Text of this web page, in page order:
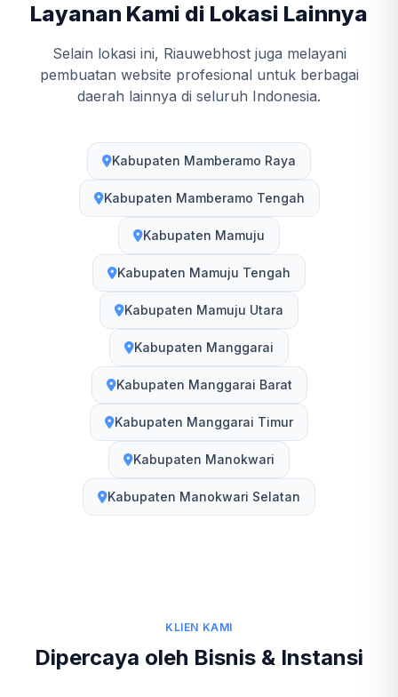
Layanan Kami di Lokasi Lainnya
Selain lokasi ini, Riauwebhost juga melayani
pembuatan website profesional untuk berbagai
daerah lainnya di seluruh Indonesia.
Kabupaten Mamberamo Raya
Kabupaten Mamberamo Tengah
Kabupaten Mamuju
Kabupaten Mamuju Tengah
Kabupaten Mamuju Utara
Kabupaten Manggarai
Kabupaten Manggarai Barat
Kabupaten Manggarai Timur
Kabupaten Manokwari
Kabupaten Manokwari Selatan
KLIEN KAMI
Dipercaya oleh Bisnis & Instansi